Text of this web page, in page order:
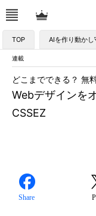
TOP AIを作り動か
連載
Webデザインを
CSSEZ
どこまでできる？ 無
Share